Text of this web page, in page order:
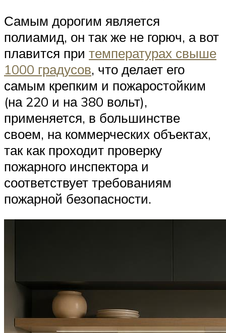
Самым дорогим является
полиамид, он так же не горюч, а вот
плавится при температурах свыше
1000 градусов, что делает его
самым крепким и пожаростойким
(на 220 и на 380 вольт),
применяется, в большинстве
своем, на коммерческих объектах,
так как проходит проверку
пожарного инспектора и
соответствует требованиям
пожарной безопасности.